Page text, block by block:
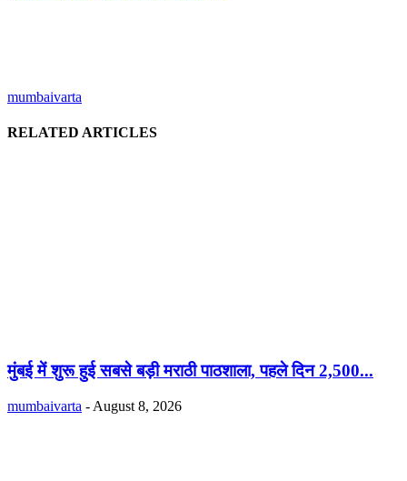
mumbaivarta
RELATED ARTICLES
मुंबई में शुरू हुई सबसे बड़ी मराठी पाठशाला, पहले दिन 2,500...
mumbaivarta - August 8, 2026